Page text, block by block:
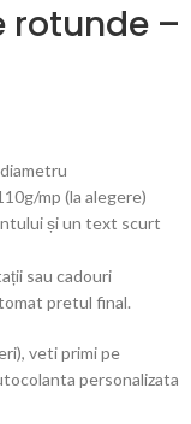
rotunde –
mp (la alegere)
și un text scurt
sau cadouri
pretul final.
veti primi pe
personalizata